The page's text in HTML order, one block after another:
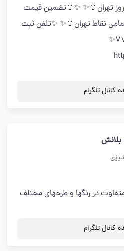
تهران🥚✨ ✨🥚تضمين قيمت
نقاط تهران🥚✨ ✨تلفن ثبت
سفارش تهران: 77594935✨
کانال تلگرام
بلانش
در رنگها و طرحهای مختلف
کانال تلگرام